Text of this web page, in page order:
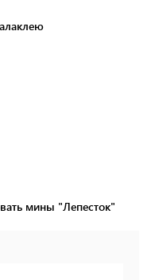
мины "Лепесток"